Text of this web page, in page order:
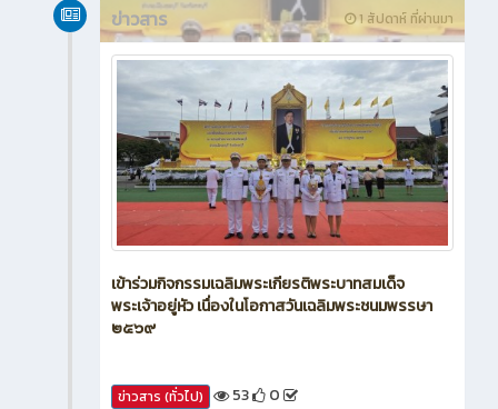
1 สัปดาห์ ที่ผ่านมา
ข่าวสาร
เข้าร่วมกิจกรรมเฉลิมพระเกียรติพระบาทสมเด็จ
พระเจ้าอยู่หัว เนื่องในโอกาสวันเฉลิมพระชนมพรรษา
๒๕๖๙
ข่าวสาร (ทั่วไป) 53 0